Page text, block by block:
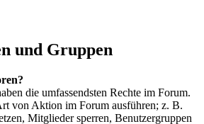
und Gruppen
die umfassendsten Rechte im Forum.
von Aktion im Forum ausführen; z. B.
Mitglieder sperren, Benutzergruppen